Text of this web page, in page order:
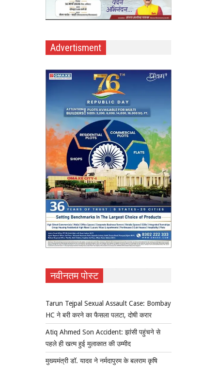
Advertisment
नवीनतम पोस्ट
Tarun Tejpal Sexual Assault Case: Bombay
HC ने बरी करने का फैसला पलटा, दोषी करार
Atiq Ahmed Son Accident: झांसी पहुंचने से
पहले ही खत्म हुई मुलाकात की उम्मीद
मुख्यमंत्री डॉ. यादव ने नर्मदापुरम के बलराम कृषि